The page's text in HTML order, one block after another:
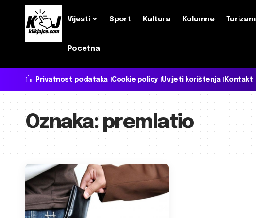
Vijesti Sport Kultura Kolumne Turizam
Pocetna
Privatnost podataka Cookie policy Uvijeti korištenja Kontakt
Oznaka: premlatio